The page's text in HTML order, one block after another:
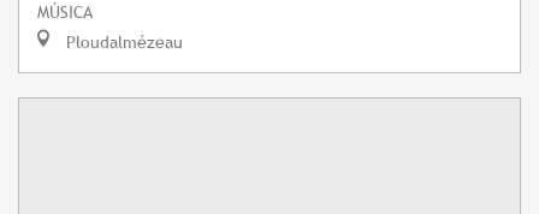
MÚSICA
Ploudalmézeau